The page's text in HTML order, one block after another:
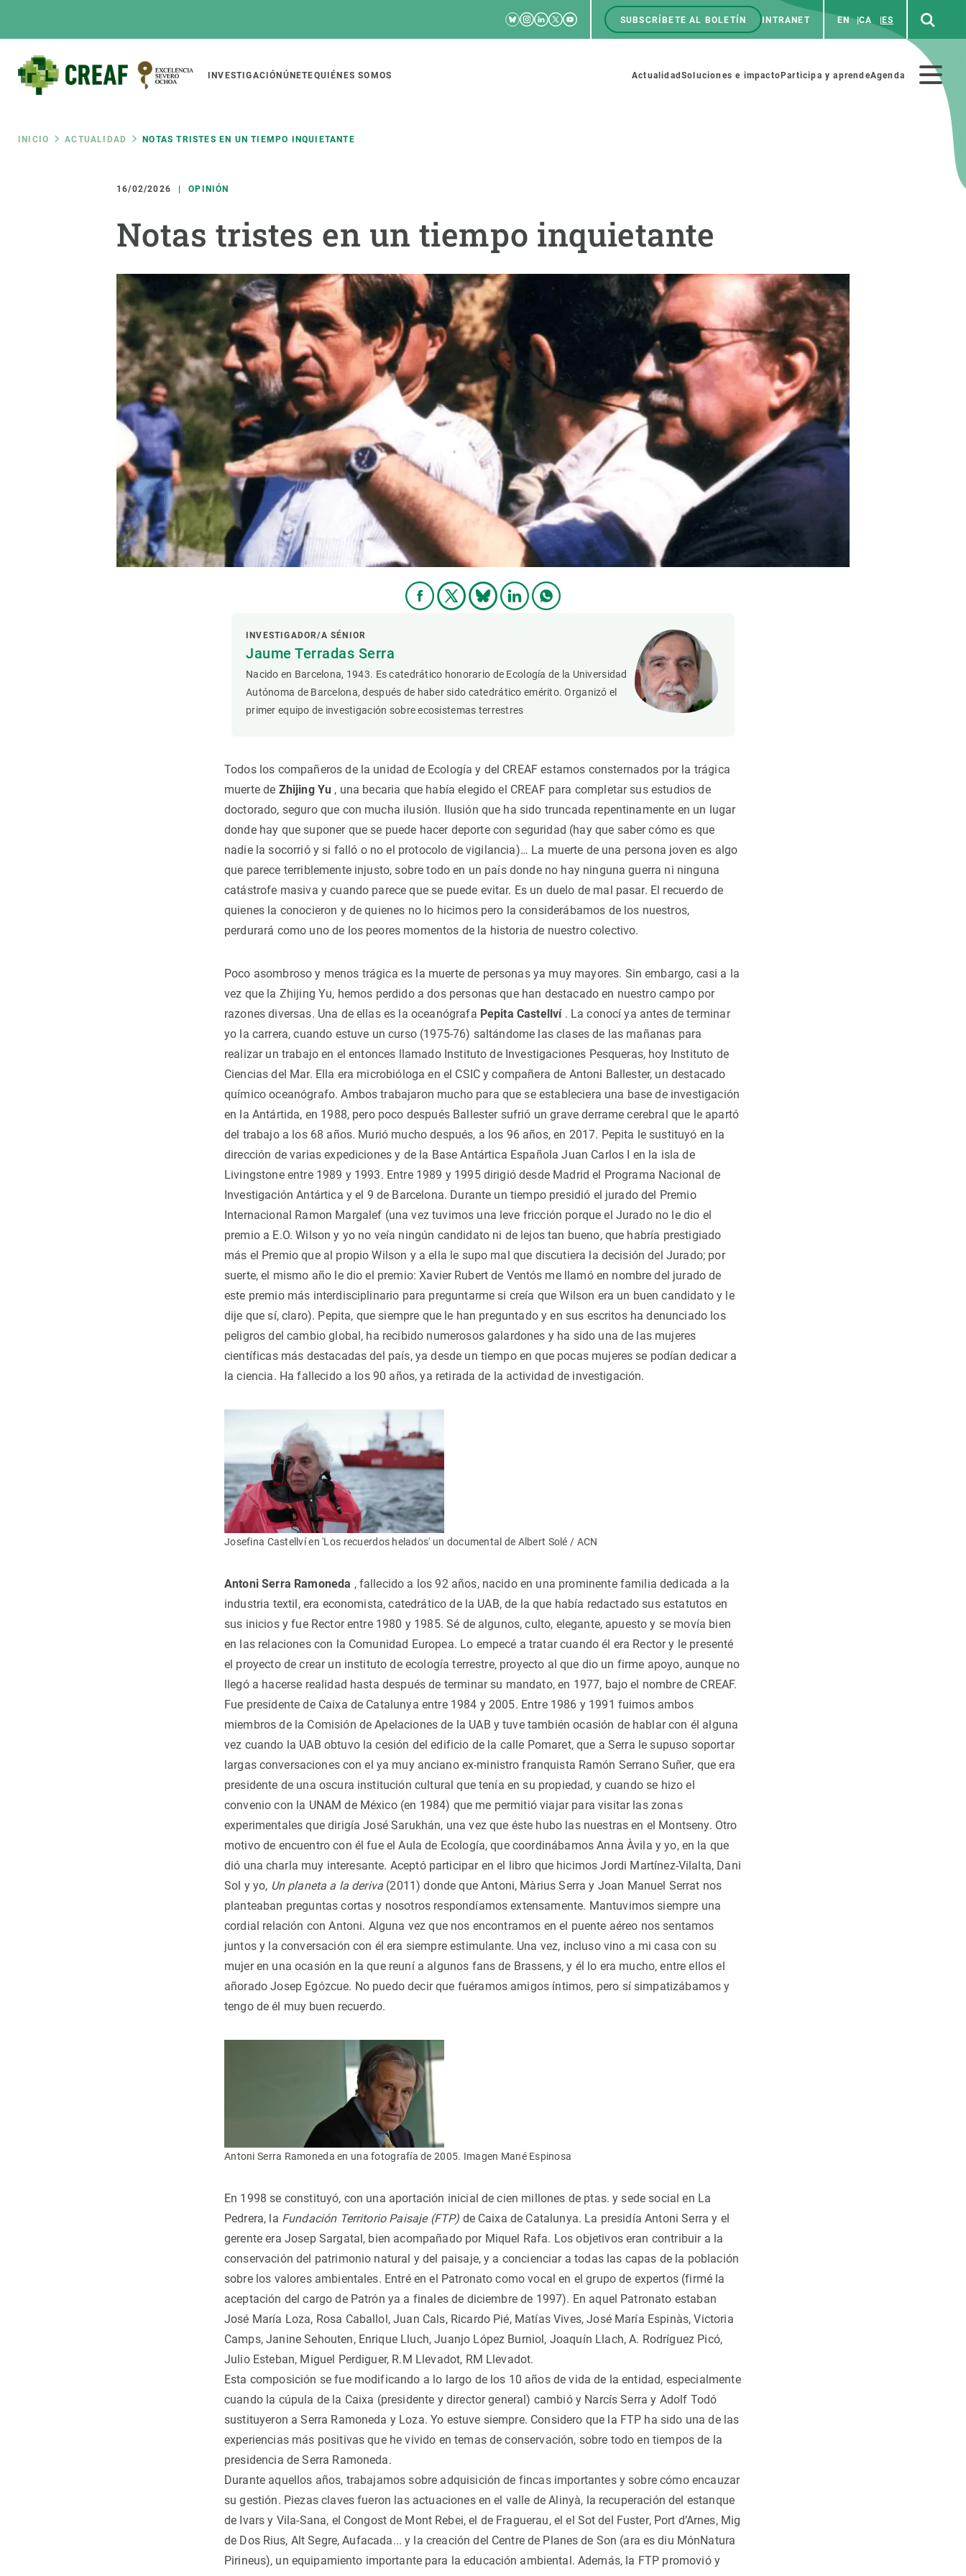
RRSS
Bluesky
Instagram
Linkedin
TwitterYoutube
Menú
top
SUBSCRÍBETE AL BOLETÍN INTRANET EN CA ES
Main
navigation
INVESTIGACIÓN ÚNETEQUIÉNES SOMOS
Menú
Actualidad Soluciones e impacto Participa y aprendeAgenda
Ruta
navegación
INICIO ACTUALIDAD NOTAS TRISTES EN UN TIEMPO INQUIETANTE
16/02/2026 OPINIÓN
Notas tristes en un tiempo inquietante
INVESTIGADOR/A SÉNIOR
Jaume Terradas Serra
Nacido en Barcelona, ​​1943. Es catedrático honorario de Ecología de la Universidad
Autónoma de Barcelona, ​​después de haber sido catedrático emérito. Organizó el
primer equipo de investigación sobre ecosistemas terrestres
Todos los compañeros de la unidad de Ecología y del CREAF estamos consternados por la trágica
muerte de Zhijing Yu , una becaria que había elegido el CREAF para completar sus estudios de
doctorado, seguro que con mucha ilusión. Ilusión que ha sido truncada repentinamente en un lugar
donde hay que suponer que se puede hacer deporte con seguridad (hay que saber cómo es que
nadie la socorrió y si falló o no el protocolo de vigilancia)… La muerte de una persona joven es algo
que parece terriblemente injusto, sobre todo en un país donde no hay ninguna guerra ni ninguna
catástrofe masiva y cuando parece que se puede evitar. Es un duelo de mal pasar. El recuerdo de
quienes la conocieron y de quienes no lo hicimos pero la considerábamos de los nuestros,
perdurará como uno de los peores momentos de la historia de nuestro colectivo.
Poco asombroso y menos trágica es la muerte de personas ya muy mayores. Sin embargo, casi a la
vez que la Zhijing Yu, hemos perdido a dos personas que han destacado en nuestro campo por
razones diversas. Una de ellas es la oceanógrafa Pepita Castellví. La conocí ya antes de terminar
yo la carrera, cuando estuve un curso (1975-76) saltándome las clases de las mañanas para
realizar un trabajo en el entonces llamado Instituto de Investigaciones Pesqueras, hoy Instituto de
Ciencias del Mar. Ella era microbióloga en el CSIC y compañera de Antoni Ballester, un destacado
químico oceanógrafo. Ambos trabajaron mucho para que se estableciera una base de investigación
en la Antártida, en 1988, pero poco después Ballester sufrió un grave derrame cerebral que le apartó
del trabajo a los 68 años. Murió mucho después, a los 96 años, en 2017. Pepita le sustituyó en la
dirección de varias expediciones y de la Base Antártica Española Juan Carlos I en la isla de
Livingstone entre 1989 y 1993. Entre 1989 y 1995 dirigió desde Madrid el Programa Nacional de
Investigación Antártica y el 9 de Barcelona. Durante un tiempo presidió el jurado del Premio
Internacional Ramon Margalef (una vez tuvimos una leve fricción porque el Jurado no le dio el
premio a E.O. Wilson y yo no veía ningún candidato ni de lejos tan bueno, que habría prestigiado
más el Premio que al propio Wilson y a ella le supo mal que discutiera la decisión del Jurado; por
suerte, el mismo año le dio el premio:Xavier Rubert de Ventós me llamó en nombre del jurado de
este premio más interdisciplinario para preguntarme si creía que Wilson era un buen candidato y le
dije que sí, claro). Pepita, que siempre que le han preguntado y en sus escritos ha denunciado los
peligros del cambio global, ha recibido numerosos galardones y ha sido una de las mujeres
científicas más destacadas del país, ya desde un tiempo en que pocas mujeres se podían dedicar a
la ciencia. Ha fallecido a los 90 años, ya retirada de la actividad de investigación.
Josefina Castellví en 'Los recuerdos helados' un documental de Albert Solé / ACN
Antoni Serra Ramoneda , fallecido a los 92 años, nacido en una prominente familia dedicada a la
industria textil, era economista, catedrático de la UAB, de la que había redactado sus estatutos en
sus inicios y fue Rector entre 1980 y 1985. Sé de algunos, culto, elegante, apuesto y se movía bien
en las relaciones con la Comunidad Europea. Lo empecé a tratar cuando él era Rector y le presenté
el proyecto de crear un instituto de ecología terrestre, proyecto al que dio un firme apoyo, aunque no
llegó a hacerse realidad hasta después de terminar su mandato, en 1977, bajo el nombre de CREAF.
Fue presidente de Caixa de Catalunya entre 1984 y 2005. Entre 1986 y 1991 fuimos ambos
miembros de la Comisión de Apelaciones de la UAB y tuve también ocasión de hablar con él alguna
vez cuando la UAB obtuvo la cesión del edificio de la calle Pomaret, que a Serra le supuso soportar
largas conversaciones con el ya muy anciano ex-ministro franquista Ramón Serrano Suñer, que era
presidente de una oscura institución cultural que tenía en su propiedad, y cuando se hizo el
convenio con la UNAM de México (en 1984) que me permitió viajar para visitar las zonas
experimentales que dirigía José Sarukhán, una vez que éste hubo las nuestras en el Montseny. Otro
motivo de encuentro con él fue el Aula de Ecología, que coordinábamos Anna Àvila y yo, en la que
dió una charla muy interesante. Aceptó participar en el libro que hicimos Jordi Martínez-Vilalta, Dani
Sol y yo, Un planeta a la deriva (2011) donde que Antoni, Màrius Serra y Joan Manuel Serrat nos
planteaban preguntas cortas y nosotros respondíamos extensamente. Mantuvimos siempre una
cordial relación con Antoni. Alguna vez que nos encontramos en el puente aéreo nos sentamos
juntos y la conversación con él era siempre estimulante. Una vez, incluso vino a mi casa con su
mujer en una ocasión en la que reuní a algunos fans de Brassens, y él lo era mucho, entre ellos el
añorado Josep Egózcue. No puedo decir que fuéramos amigos íntimos, pero sí simpatizábamosy
tengo de él muy buen recuerdo.
Antoni Serra Ramoneda en una fotografía de 2005. Imagen Mané Espinosa
En 1998 se constituyó, con una aportación inicial de cien millones de ptas. y sede social en La
Pedrera, la Fundación Territorio Paisaje (FTP) de Caixa de Catalunya. La presidía Antoni Serra y el
gerente era Josep Sargatal, bien acompañado por Miquel Rafa. Los objetivos eran contribuir a la
conservación del patrimonio natural y del paisaje, y a concienciar a todas las capas de la población
sobre los valores ambientales. Entré en el Patronato como vocal en el grupo de expertos (firmé la
aceptación del cargo de Patrón ya a finales de diciembre de 1997). En aquel Patronato estaban
José María Loza, Rosa Caballol, Juan Cals, Ricardo Pié, Matías Vives, José María Espinàs, Victoria
Camps, Janine Sehouten, Enrique Lluch, Juanjo López Burniol, Joaquín Llach, A. Rodríguez Picó,
Julio Esteban, Miguel Perdiguer, R.M Llevadot, RM Llevadot.
Esta composición se fue modificando a lo largo de los 10 años de vida de la entidad, especialmente
cuando la cúpula de la Caixa (presidente y director general) cambió y Narcís Serra y Adolf Todó
sustituyeron a Serra Ramoneda y Loza. Yo estuve siempre. Considero que la FTP ha sido una de las
experiencias más positivas que he vivido en temas de conservación, sobre todo en tiempos de la
presidencia de Serra Ramoneda.
Durante aquellos años, trabajamos sobre adquisición de fincas importantes y sobre cómo encauzar
su gestión. Piezas claves fueron las actuaciones en el valle de Alinyà, la recuperación del estanque
de Ivars y Vila-Sana, el Congost de Mont Rebei, el de Fraguerau, el el Sot del Fuster, Port d’Arnes, Mig
de Dos Rius, Alt Segre, Aufacada... y la creación del Centre de Planes de Son (ara es diu MónNatura
Pirineus), un equipamiento importante para la educación ambiental. Además, la FTP promovió y
Featured
responsive
Responsive
menu
Marca y logotipos
Equidad, Diversidad e Inclusión (EDI)
Oficina de prensa
Ciencia abierta y gestión del conocimiento
Directorio de investigación
Cambio global
Funcionamento de ecosistemas
Observación de la Tierra
Temas transversales
Publicaciones
Synthesis Actions
Impacto
Innovación
Política y gestión
Servicios técnicos
Bolsa de trabajo
Oportunidades académicas
Pide tu MSCA-PF
Pide tu beca ERC
Programa de másteres y doctorado
Visitante o sabático
Un lugar donde crecer
Desarrollo de carrera
Seminarios y actividades internas
Te ofrecemos formación
Materiales educativos
COLABORA
NOTICIAS Y AGENDA
Eventos anteriores